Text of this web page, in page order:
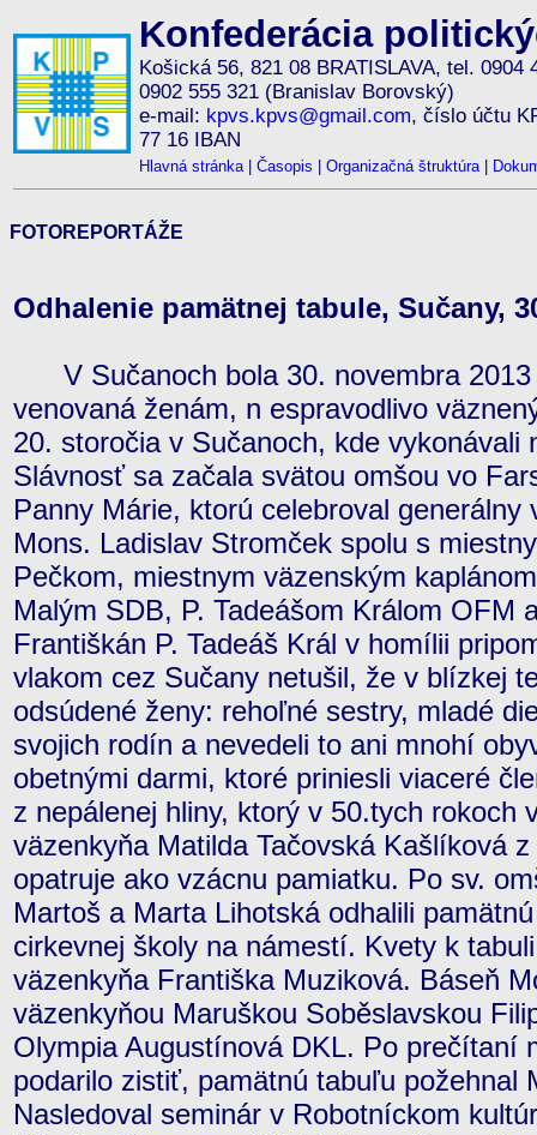
Konfederácia
Košická 56, 821 08 BRATISLAVA, tel. 0904
0902 555 321 (Branislav Borovský)
e-mail: kpvs.kpvs@gmail.com, číslo účtu
77 16 IBAN
Hlavná stránka| Časopis Organizačná štruktúra|
FOTOREPORTÁŽE
Odhalenie pamätnej tabule, Sučany,
V Sučanoch bola 30. novembra 2013
venovaná ženám, n espravodlivo
20. storočia v Sučanoch, kde vykonávali
Slávnosť sa začala svätou omšou vo
Panny Márie, ktorú celebroval generálny
Mons. Ladislav Stromček spolu s
Pečkom, miestnym väzenským
Malým SDB, P. Tadeášom Králom OFM
Františkán P. Tadeáš Král v homílii
vlakom cez Sučany netušil, že v blízkej
odsúdené ženy: rehoľné sestry, mladé
svojich rodín a nevedeli to ani mnohí
obetnými darmi, ktoré priniesli viaceré
z nepálenej hliny, ktorý v 50.tych rokoch
väzenkyňa Matilda Tačovská Kašlíková
opatruje ako vzácnu pamiatku. Po sv.
Martoš a Marta Lihotská odhalili
cirkevnej školy na námestí. Kvety k
väzenkyňa Františka Muziková. Báseň
väzenkyňou Maruškou Soběslavskou
Olympia Augustínová DKL. Po prečítaní
podarilo zistiť, pamätnú tabuľu požehnal
Nasledoval seminár v Robotníckom